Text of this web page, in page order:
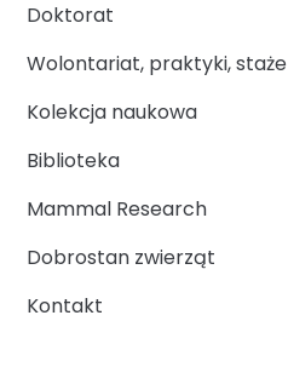
Doktorat
Wolontariat, praktyki, staże
Kolekcja naukowa
Biblioteka
Mammal Research
Dobrostan zwierząt
Kontakt